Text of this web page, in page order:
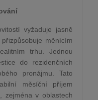
vyžaduje jasně
měnícím
trhu. Jednou
do rezidenčních
pronájmu. Tato
měsíční příjem
zejména v oblastech